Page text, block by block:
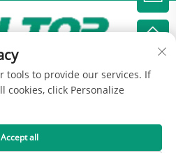
Holtop Condizionamento
sulla privacy
tools to provide our services. If
cookies, click Personalize
Accept all